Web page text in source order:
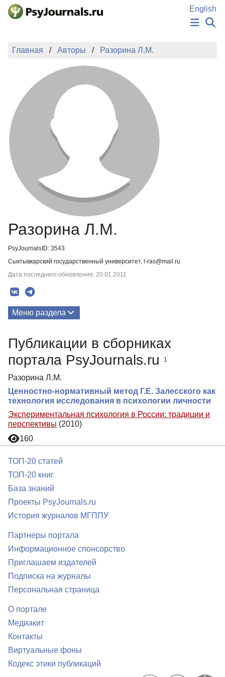
Перейти к основному содержанию
English
НОВОСТИ
АВТОРЫ
ПОДАТЬ РУКОПИСЬ
БАЗА ЗНАНИЙ
КЛЮЧЕВЫЕ СЛОВА
Регистрация
Главная Авторы Разорина Л.М.
Разорина Л.М.
PsyJournalsID: 3543
Сыктывкарский государственный университет, l-ras@mail.ru
Дата последнего обновления: 20.01.2011
Меню раздела
Публикации в сборниках
портала PsyJournals.ru
1
Разорина Л.М.
Ценностно-нормативный метод Г.Е. Залесского как
технология исследования в психологии личности
Экспериментальная психология в России: традиции и
перспективы (2010)
160
ТОП-20 статей
ТОП-20 книг
База знаний
Проекты PsyJournals.ru
История журналов МГППУ
Партнеры портала
Информационное спонсорство
Приглашаем издателей
Подписка на журналы
Персональная страница
О портале
Медиакит
Контакты
Виртуальные фоны
Кодекс этики публикаций